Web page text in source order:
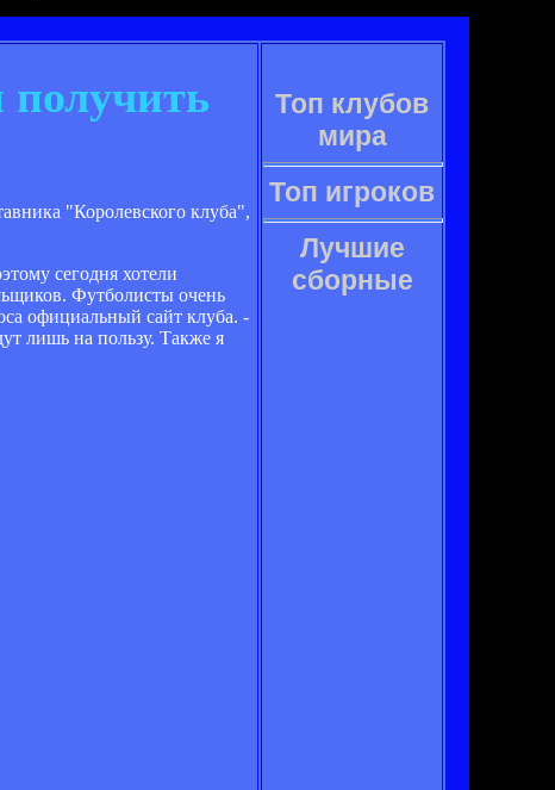
"Королевского клуба",
сегодня хотели
Футболисты очень
официальный сайт клуба. -
лишь на пользу. Также я
Топ клубов
мира
Топ игроков
Лучшие
сборные